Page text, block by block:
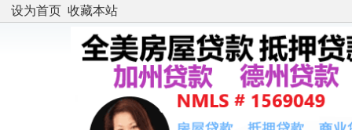
设为首页 收藏本站